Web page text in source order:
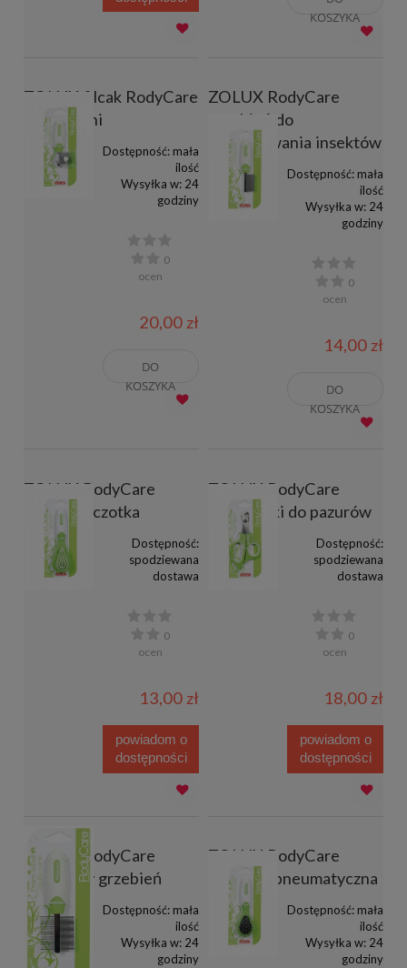
KOSZYKA
ZOLUX filcak RodyCare
dla gryzoni
Dostępność: mała
ilość
Wysyłka w: 24
godziny
0
ocen
20,00 zł
DO
KOSZYKA
ZOLUX RodyCare
grzebień do
wyczesywania insektów
Dostępność: mała
ilość
Wysyłka w: 24
godziny
0
ocen
14,00 zł
DO
KOSZYKA
ZOLUX RodyCare
miękka szczotka
Dostępność:
spodziewana
dostawa
0
ocen
13,00 zł
powiadom o
dostępności
ZOLUX RodyCare
obcinaczki do pazurów
Dostępność:
spodziewana
dostawa
0
ocen
18,00 zł
powiadom o
dostępności
ZOLUX RodyCare
podwójny grzebień
Dostępność: mała
ilość
Wysyłka w: 24
godziny
ZOLUX RodyCare
szczotka pneumatyczna
Dostępność: mała
ilość
Wysyłka w: 24
godziny